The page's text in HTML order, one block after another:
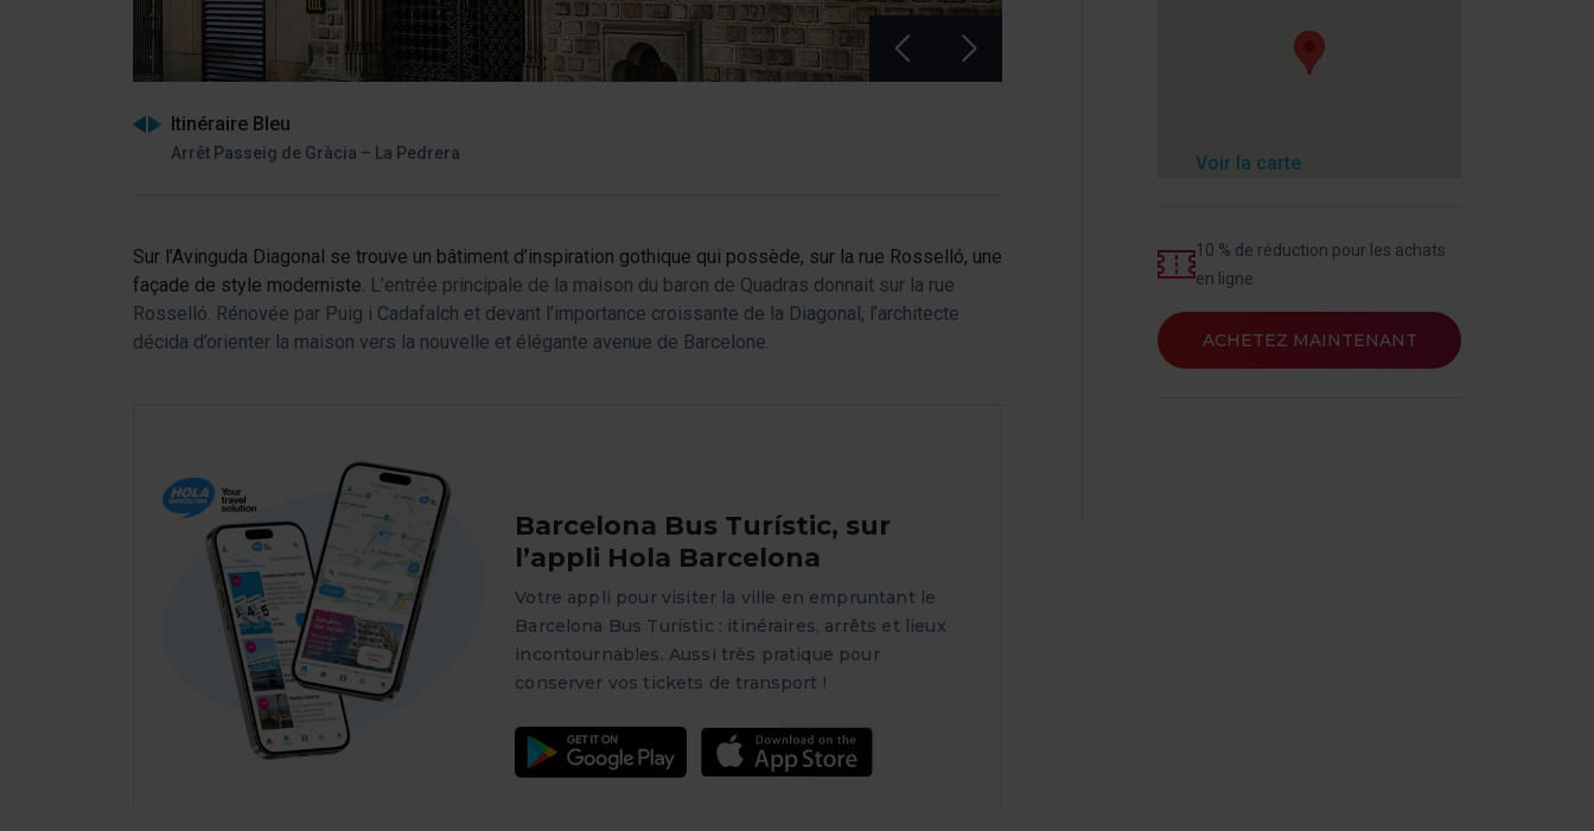
Itinéraire Bleu
Arrêt Passeig de Gràcia – La Pedrera
Sur l’Avinguda Diagonal se trouve un bâtiment d’inspiration gothique qui possède, sur la rue Rosselló, une
façade de style moderniste. L’entrée principale de la maison du baron de Quadras donnait sur la rue
Rosselló. Rénovée par Puig i Cadafalch et devant l’importance croissante de la Diagonal, l’architecte
décida d’orienter la maison vers la nouvelle et élégante avenue de Barcelone.
Barcelona Bus Turístic, sur
l’appli Hola Barcelona
Votre appli pour visiter la ville en empruntant le
Barcelona Bus Turístic : itinéraires, arrêts et lieux
incontournables. Aussi très pratique pour
conserver vos tickets de transport !
Voir la carte
10 % de réduction pour les achats
en ligne
ACHETEZ MAINTENANT